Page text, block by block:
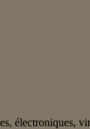
électroniques,